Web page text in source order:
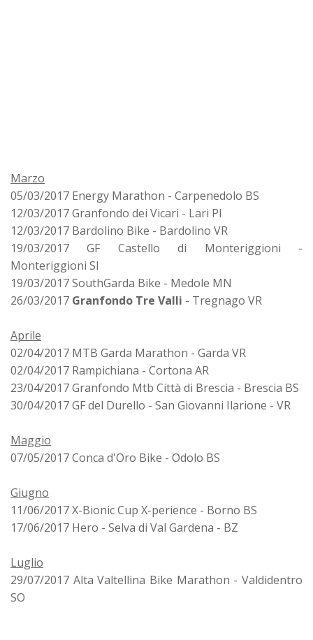
Marzo
05/03/2017 Energy Marathon - Carpenedolo BS
12/03/2017 Granfondo dei Vicari - Lari PI
12/03/2017 Bardolino Bike - Bardolino VR
19/03/2017 GF Castello di Monteriggioni -
Monteriggioni SI
19/03/2017 SouthGarda Bike - Medole MN
26/03/2017 Granfondo Tre Valli - Tregnago VR
Aprile
02/04/2017 MTB Garda Marathon - Garda VR
02/04/2017 Rampichiana - Cortona AR
23/04/2017 Granfondo Mtb Città di Brescia - Brescia BS
30/04/2017 GF del Durello - San Giovanni Ilarione - VR
Maggio
07/05/2017 Conca d'Oro Bike - Odolo BS
Giugno
11/06/2017 X-Bionic Cup X-perience - Borno BS
17/06/2017 Hero - Selva di Val Gardena - BZ
Luglio
29/07/2017 Alta Valtellina Bike Marathon - Valdidentro
SO